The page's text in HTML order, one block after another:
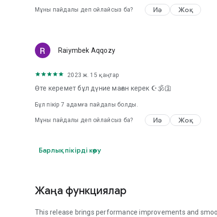
• Арнайы жағдайларға, туған күндерге, мерейтойларға
Біз қоңырау үндерін, тұсқағаздарды және әртүрлілікті
Мұны пайдалы деп ойлайсыз ба? Иә Жоқ
Raiymbek Aqqozy
2023 ж. 15 қаңтар
Өте керемет бұл дүние маған керек ☪️🕉️🛐
Бұл пікір 7 адамға пайдалы болды.
Мұны пайдалы деп ойлайсыз ба? Иә Жоқ
Барлық пікірді көру
Жаңа функциялар
This release brings performance improvements and